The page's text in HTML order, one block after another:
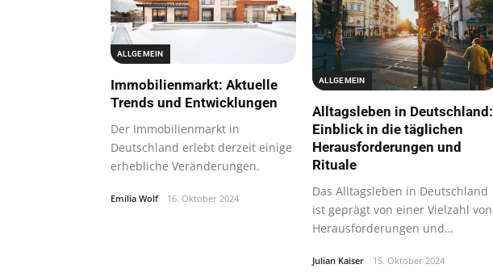
ALLGEMEIN
Immobilienmarkt: Aktuelle
Trends und Entwicklungen
Der Immobilienmarkt in
Deutschland erlebt derzeit einige
erhebliche Veränderungen.
Emilia Wolf 16. Oktober 2024
ALLGEMEIN
Alltagsleben in Deutschland:
Einblick in die täglichen
Herausforderungen und
Rituale
Das Alltagsleben in Deutschland
ist geprägt von einer Vielzahl von
Herausforderungen und
Julian Kaiser 15. Oktober 2024